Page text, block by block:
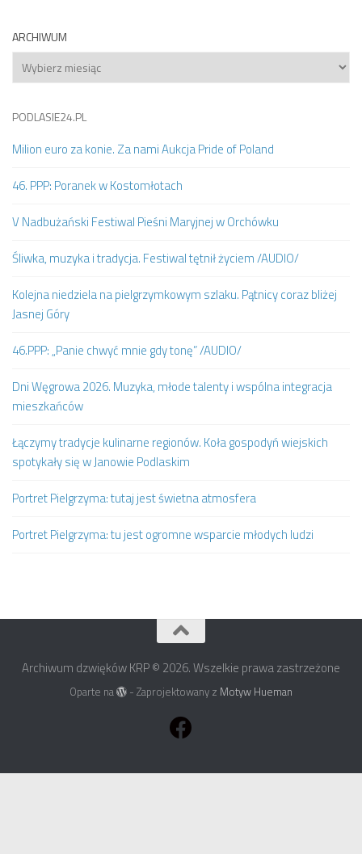
ARCHIWUM
Archiwum
PODLASIE24.PL
Milion euro za konie. Za nami Aukcja Pride of Poland
46. PPP: Poranek w Kostomłotach
V Nadbużański Festiwal Pieśni Maryjnej w Orchówku
Śliwka, muzyka i tradycja. Festiwal tętnił życiem /AUDIO/
Kolejna niedziela na pielgrzymkowym szlaku. Pątnicy coraz bliżej
Jasnej Góry
46.PPP: „Panie chwyć mnie gdy tonę” /AUDIO/
Dni Węgrowa 2026. Muzyka, młode talenty i wspólna integracja
mieszkańców
Łączymy tradycje kulinarne regionów. Koła gospodyń wiejskich
spotykały się w Janowie Podlaskim
Portret Pielgrzyma: tutaj jest świetna atmosfera
Portret Pielgrzyma: tu jest ogromne wsparcie młodych ludzi
Archiwum dzwięków KRP © 2026. Wszelkie prawa zastrzeżone
Oparte na - Zaprojektowany z Motyw Hueman